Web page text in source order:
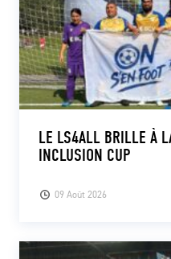
09 Août 2026
LE LS4ALL BRILLE À
INCLUSION CUP